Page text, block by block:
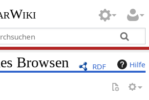
RDF Hilfe
Browsen